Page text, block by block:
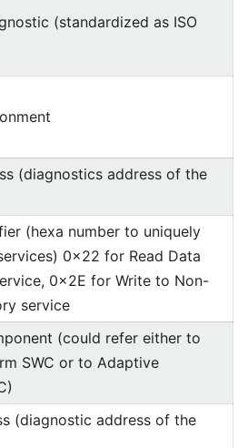
(standardized as ISO
(diagnostics address of the
(hexa number to uniquely
0x22 for Read Data
0x2E for Write to Non-
service
(could refer either to
SWC or to Adaptive
(diagnostic address of the